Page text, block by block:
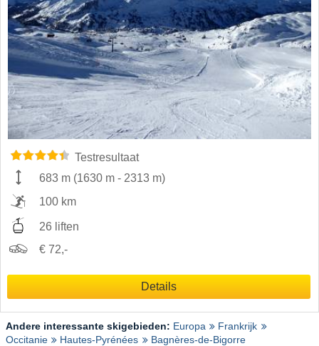
Testresultaat
683 m (1630 m - 2313 m)
100 km
26 liften
€ 72,-
Details
Andere interessante skigebieden: Europa
Frankrijk
Occitanie
Hautes-Pyrénées Bagnères-de-Bigorre